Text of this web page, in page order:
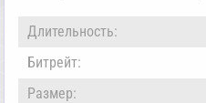
Длительность:
Битрейт:
Размер: